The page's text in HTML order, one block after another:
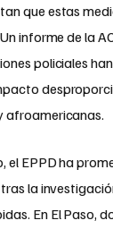
que estas
informe de la
policiales
afroamericanas.
el EPPD ha
la
En El Paso,